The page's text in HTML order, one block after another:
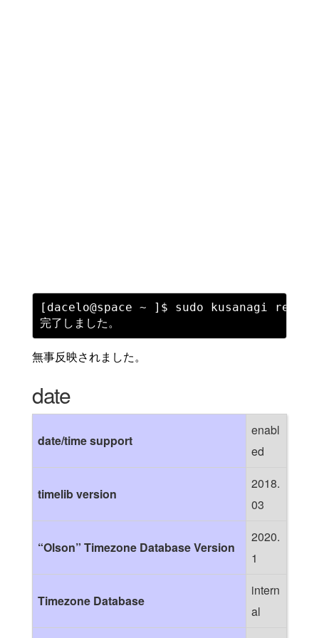
[dacelo@space ~ ]$ sudo kusanagi
無事反映されました。
date
date/time support
enabl
ed
timelib version
2018.
03
“Olson” Timezone Database Version
2020.
1
Timezone Database
intern
al